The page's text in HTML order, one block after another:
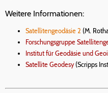
Weitere Informationen:
Satellitengeodäsie 2 (M.
Forschungsgruppe
Institut für Geodäsie und
Satellite Geodesy(Scripps